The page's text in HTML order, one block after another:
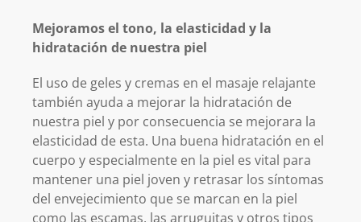
Mejoramos el tono, la elasticidad y la
hidratación de nuestra piel
El uso de geles y cremas en el masaje relajante
también ayuda a mejorar la hidratación de
nuestra piel y por consecuencia se mejorara la
elasticidad de esta. Una buena hidratación en el
cuerpo y especialmente en la piel es vital para
mantener una piel joven y retrasar los síntomas
del envejecimiento que se marcan en la piel
como las escamas, las arruguitas y otros tipos